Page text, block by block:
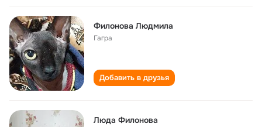
Филонова Людмила
Гагра
Добавить в друзья
Люда Филонова